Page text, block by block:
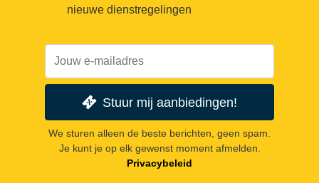
nieuwe dienstregelingen
Stuur mij aanbiedingen!
We sturen alleen de beste berichten, geen spam.
Je kunt je op elk gewenst moment afmelden.
Privacybeleid